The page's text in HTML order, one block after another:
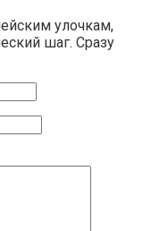
улочкам,
шаг. Сразу